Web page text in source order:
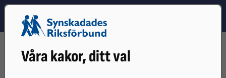
Våra kakor, ditt val
Hoppa till innehåll
Hoppa till hitta snabbt
DISTRIKT
SRF SKÅNE OM SRF SKÅNE